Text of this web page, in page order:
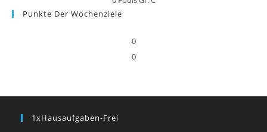
Punkte Der Wochenziele
0
0
1xHausaufgaben-Frei